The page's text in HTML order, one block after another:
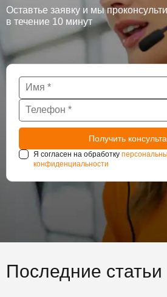
Оставтье заявку и мы
в течение 10 минут
Я согласен на обработку
конфиденциальности
Последние статьи